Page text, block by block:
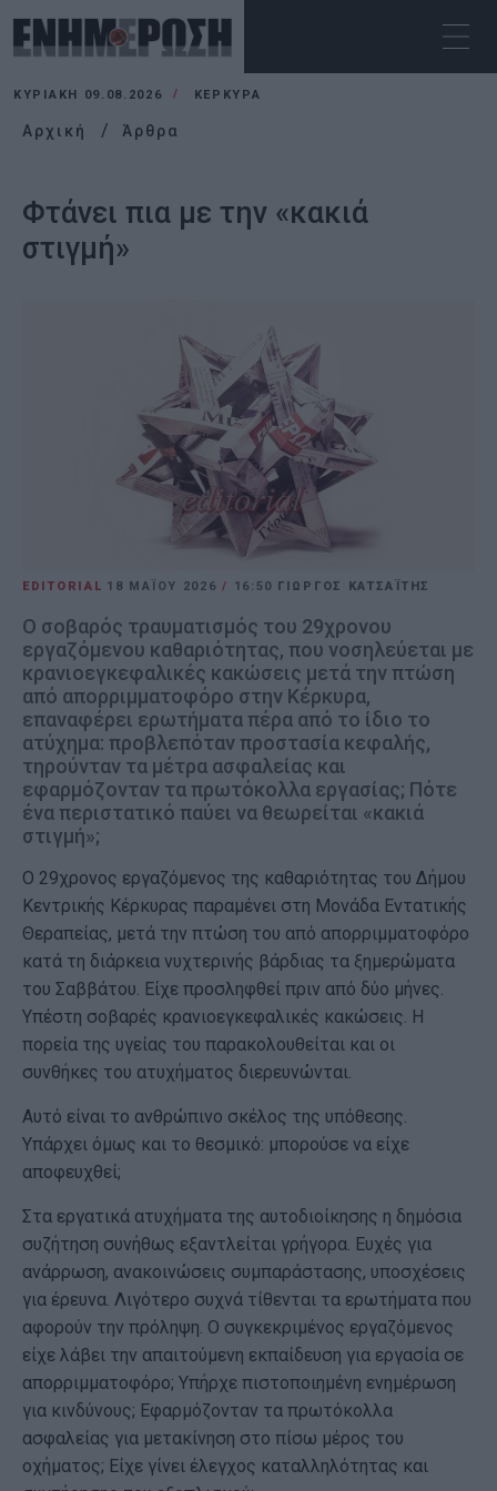
ΚΥΡΙΑΚΉ 09.08.2026 ΚΕΡΚΥΡΑ
Αρχική Άρθρα
Φτάνει πια με την «κακιά
στιγμή»
EDITORIAL 18 ΜΑΪ́ΟΥ 2026/ 16:50 ΓΙΩΡΓΟΣ ΚΑΤΣΑΪΤΗΣ
Ο σοβαρός τραυματισμός του 29χρονου
εργαζόμενου καθαριότητας, που νοσηλεύεται με
κρανιοεγκεφαλικές κακώσεις μετά την πτώση
από απορριμματοφόρο στην Κέρκυρα,
επαναφέρει ερωτήματα πέρα από το ίδιο το
ατύχημα: προβλεπόταν προστασία κεφαλής,
τηρούνταν τα μέτρα ασφαλείας και
εφαρμόζονταν τα πρωτόκολλα εργασίας; Πότε
ένα περιστατικό παύει να θεωρείται «κακιά
στιγμή»;
Ο 29χρονος εργαζόμενος της καθαριότητας του Δήμου
Κεντρικής Κέρκυρας παραμένει στη Μονάδα Εντατικής
Θεραπείας, μετά την πτώση του από απορριμματοφόρο
κατά τη διάρκεια νυχτερινής βάρδιας τα ξημερώματα
του Σαββάτου. Είχε προσληφθεί πριν από δύο μήνες.
Υπέστη σοβαρές κρανιοεγκεφαλικές κακώσεις. Η
πορεία της υγείας του παρακολουθείται και οι
συνθήκες του ατυχήματος διερευνώνται.
Αυτό είναι το ανθρώπινο σκέλος της υπόθεσης.
Υπάρχει όμως και το θεσμικό: μπορούσε να είχε
αποφευχθεί;
Στα εργατικά ατυχήματα της αυτοδιοίκησης η δημόσια
συζήτηση συνήθως εξαντλείται γρήγορα. Ευχές για
ανάρρωση, ανακοινώσεις συμπαράστασης, υποσχέσεις
για έρευνα. Λιγότερο συχνά τίθενται τα ερωτήματα που
αφορούν την πρόληψη. Ο συγκεκριμένος εργαζόμενος
είχε λάβει την απαιτούμενη εκπαίδευση για εργασία σε
απορριμματοφόρο; Υπήρχε πιστοποιημένη ενημέρωση
για κινδύνους; Εφαρμόζονταν τα πρωτόκολλα
ασφαλείας για μετακίνηση στο πίσω μέρος του
οχήματος; Είχε γίνει έλεγχος καταλληλότητας και